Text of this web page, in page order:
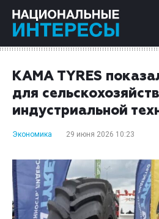
KAMA TYRES
для
индустриальной
Экономика 29 июня 2026 10:23